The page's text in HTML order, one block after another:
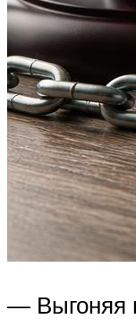
— Выгоняя